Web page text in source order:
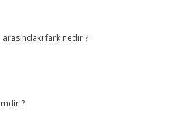
fark nedir ?
?